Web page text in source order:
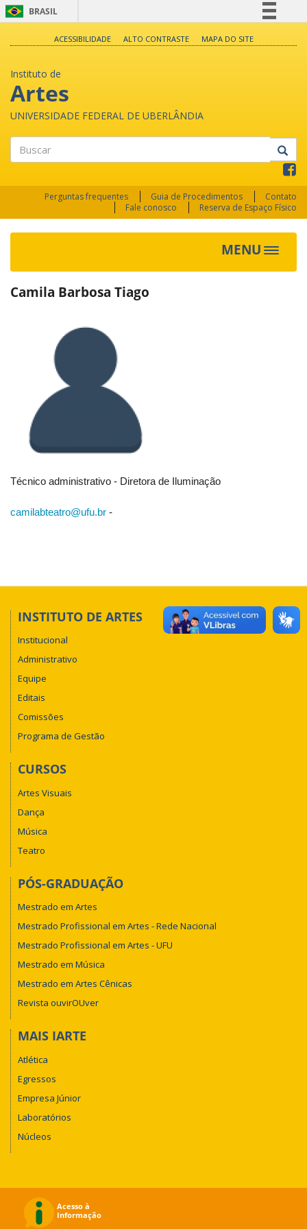
BRASIL
Legislação
Canais
ACESSIBILIDADE ALTO CONTRASTE MAPA DO SITE
Instituto de
Artes
UNIVERSIDADE FEDERAL DE UBERLÂNDIA
Perguntas frequentes Guia de Procedimentos
Contato
Fale conosco
Reserva de Espaço Físico
MENU
Toggle
Camila Barbosa Tiago
Técnico administrativo - Diretora de Iluminação
camilabteatro@ufu.br -
INSTITUTO DE ARTES
Institucional
Administrativo
Equipe
Editais
Comissões
Programa de Gestão
CURSOS
Artes Visuais
Dança
Música
Teatro
PÓS-GRADUAÇÃO
Mestrado em Artes
Mestrado Profissional em Artes - Rede Nacional
Mestrado Profissional em Artes - UFU
Mestrado em Música
Mestrado em Artes Cênicas
Revista ouvirOUver
MAIS IARTE
Atlética
Egressos
Empresa Júnior
Laboratórios
Núcleos